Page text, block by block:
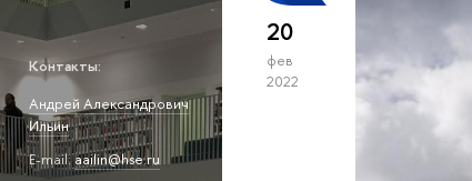
Контакты:
Андрей Александрович
Ильин
E-mail:aailin@hse.ru
20
фев
2022